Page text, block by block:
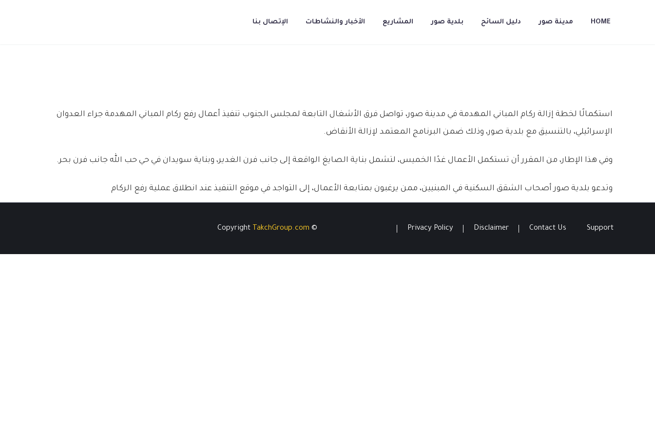
HOME مدينة صور دليل السائح بلدية صور المشاريع الأخبار والنشاطات الإتصال بنا
استكمالًا لخطة إزالة ركام المباني المهدمة في مدينة صور، تواصل فرق الأشغال التابعة لمجلس الجنوب تنفيذ أعمال رفع ركام المباني المهدمة جراء العدوان
الإسرائيلي، بالتنسيق مع بلدية صور، وذلك ضمن البرنامج المعتمد لإزالة الأنقاض.
وفي هذا الإطار، من المقرر أن تستكمل الأعمال غدًا الخميس، لتشمل بناية الصايغ الواقعة إلى جانب فرن الغدير، وبناية سويدان في حي حب الله جانب فرن بحر.
وتدعو بلدية صور أصحاب الشقق السكنية في المبنيين، ممن يرغبون بمتابعة الأعمال، إلى التواجد في موقع التنفيذ عند انطلاق عملية رفع الركام
Support
Contact Us
Disclaimer
Privacy Policy
© Copyright
TakchGroup.com